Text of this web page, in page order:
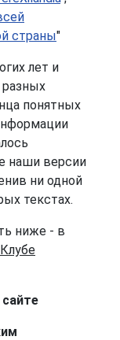
страны"
лет и
понятных
наши версии
ни одной
текстах.
ниже - в
сайте